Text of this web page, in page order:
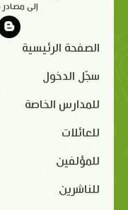
إلى مصادر
الصفحة الرئيسية
سجّل الدخول
للمدارس الخاصة
للعائلات
للمؤلفين
للناشرين